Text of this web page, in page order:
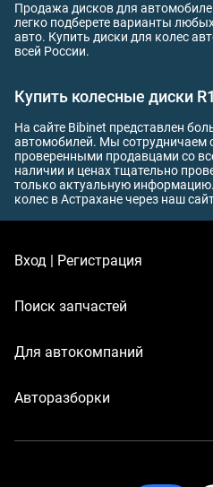
Продажа дисков для
легко подберете варианты
авто. Купить диски для колес
всей России.
Купить колесные диски
На сайте Bibinet представлен
автомобилей. Мы сотрудничаем
проверенными продавцами со
наличии и ценах тщательно
только актуальную
колес в Астрахане через наш
Вход | Регистрация
Поиск запчастей
Для автокомпаний
Авторазборки